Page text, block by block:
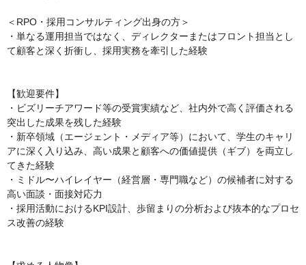
＜RPO・採用コンサルティング出身の方＞
・単なる運用担当ではなく、ディレクターまたはフロント担当とし
て顧客と深く折衝し、採用実務を牽引した経験
【歓迎要件】
・ビズリーチアワード等の受賞実績など、社内外で高く評価される
突出した成果を残した経験
・新卒領域（エージェント・メディア等）において、学生のキャリ
アに深く入り込み、高い成果と顧客への価値提供（ギブ）を両立し
てきた経験
・ミドル〜ハイレイヤー（経営層・専門職など）の候補者に対する
高い面談・面接対応力
・採用活動におけるKPI設計、歩留まりの分析および抜本的なプロセ
ス改善の経験